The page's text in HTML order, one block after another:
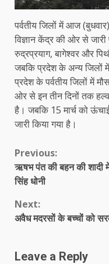
पर्वतीय जिलों में आज
विज्ञान केंद्र की ओर से जारी
रुद्रप्रयाग, बागेश्वर और
जबकि प्रदेश के अन्य जिलों
प्रदेश के पर्वतीय जिलों में
ओर से इन तीन दिनों तक
है। जबकि 15 मार्च को
जारी किया गया है।
Continue
Reading
Previous:
ऋषभ पंत की बहन की शादी
सिंह धोनी
Next:
अवैध मदरसों के बच्चों को
Leave a Reply